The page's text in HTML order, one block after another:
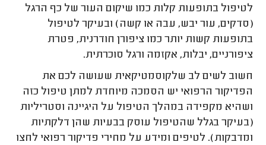
לטיפול בתופעות קלות כמו שיקום העור של כף הרגל
(סדקים, עור יבש, עבה או קשה) ובעיקר לטיפול
בתופעות קשות יותר כמו ציפורן חודרנית, פטרת
ציפורניים, יבלות, אקזמה ורגל סוכרתית.
חשוב לשים לב שלקוסמטיקאית שעושה לכם את
הפדיקור הרפואי יש הסמכה מיוחדת למתן טיפול כזה
ושהיא מקפידה במהלך הטיפול על היגיינה וסטריליות
(בעיקר בגלל שהטיפול עוסק בבעיות שהן דלקתיות
ומדבקות). לטיפים ומידע על מחירי פדיקור רפואי לחצו